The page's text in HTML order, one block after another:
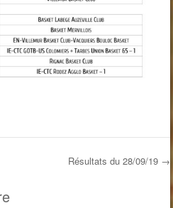
Résultats du 28/09/19 →